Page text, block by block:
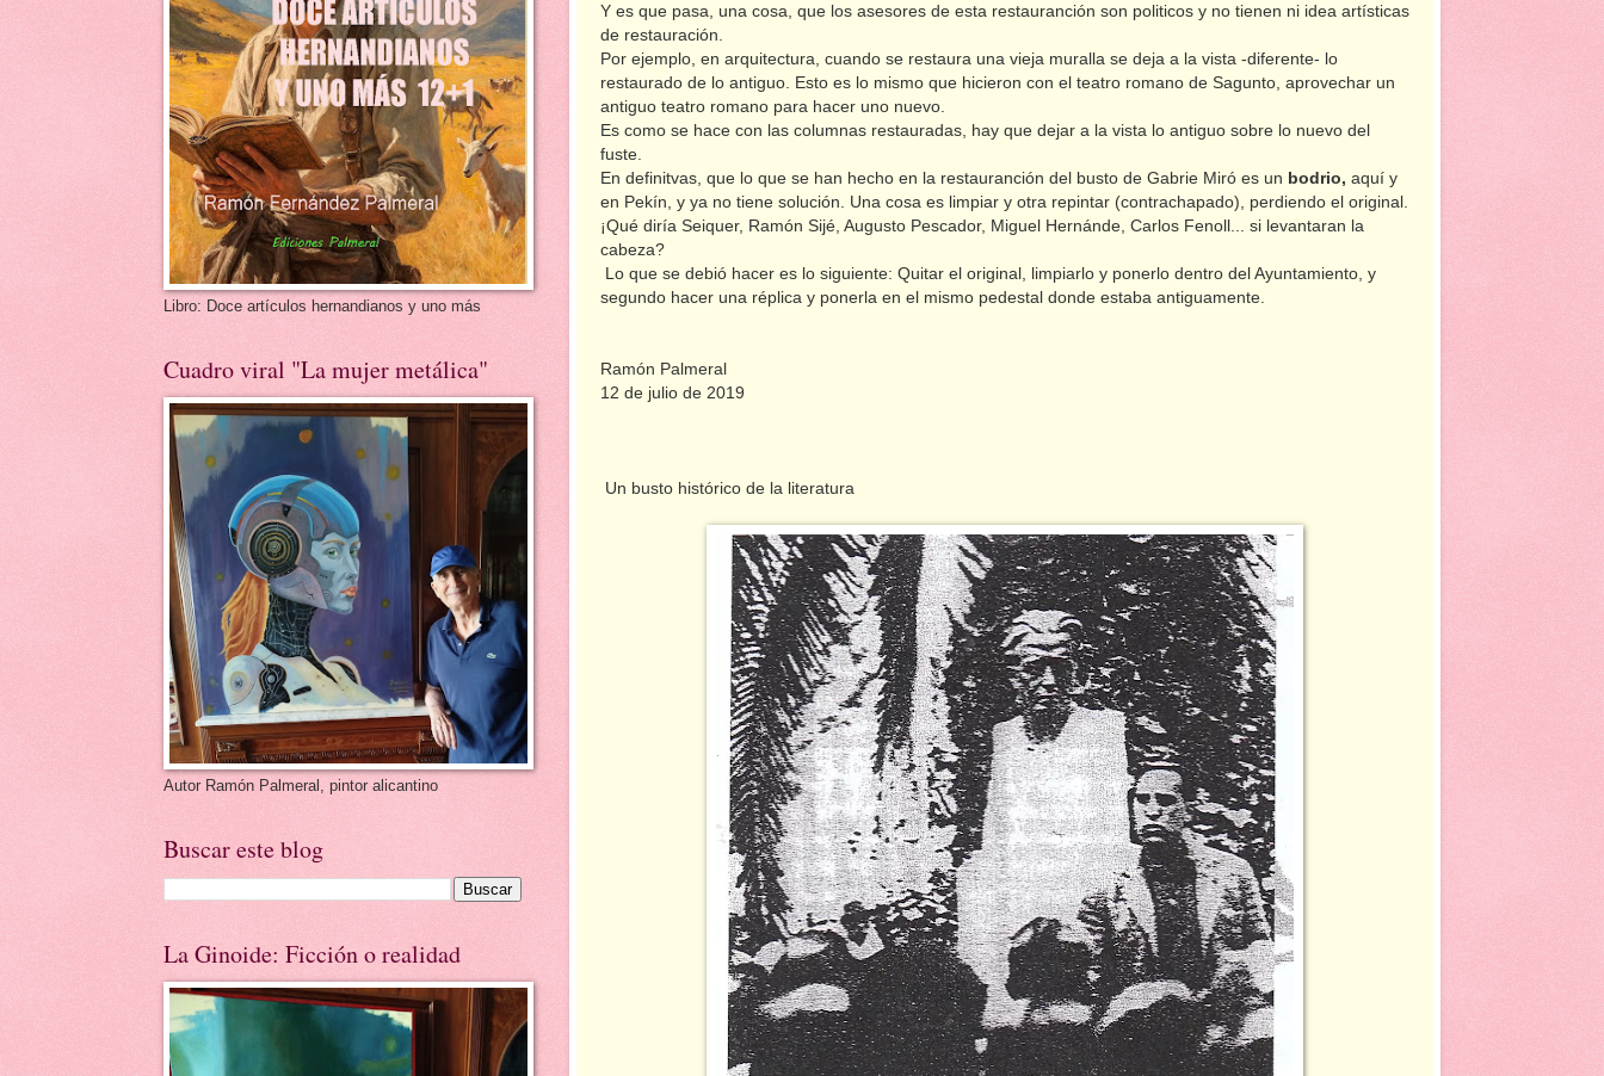
Y es que pasa, una cosa, que los asesores de esta restauranción son politicos y no tienen ni idea artísticas
de restauración.
Por ejemplo, en arquitectura, cuando se restaura una vieja muralla se deja a la vista -diferente- lo
restaurado de lo antiguo. Esto es lo mismo que hicieron con el teatro romano de Sagunto, aprovechar un
antiguo teatro romano para hacer uno nuevo.
Es como se hace con las columnas restauradas, hay que dejar a la vista lo antiguo sobre lo nuevo del
fuste.
En definitvas, que lo que se han hecho en la restauranción del busto de Gabrie Miró es un bodrio, aquí y
en Pekín, y ya no tiene solución. Una cosa es limpiar y otra repintar (contrachapado), perdiendo el original.
¡Qué diría Seiquer, Ramón Sijé, Augusto Pescador, Miguel Hernánde, Carlos Fenoll... si levantaran la
cabeza?
Lo que se debió hacer es lo siguiente: Quitar el original, limpiarlo y ponerlo dentro del Ayuntamiento, y
segundo hacer una réplica y ponerla en el mismo pedestal donde estaba antiguamente.
Ramón Palmeral
12 de julio de 2019
Un busto histórico de la literatura
Libro: Doce artículos hernandianos y uno más
Cuadro viral "La mujer metálica"
Autor Ramón Palmeral, pintor alicantino
Buscar este blog
La Ginoide: Ficción o realidad